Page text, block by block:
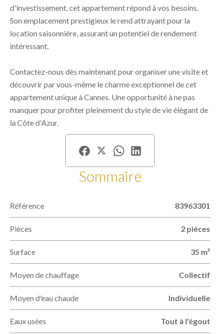
d'investissement, cet appartement répond à vos besoins.
Son emplacement prestigieux le rend attrayant pour la
location saisonnière, assurant un potentiel de rendement
intéressant.
Contactez-nous dès maintenant pour organiser une visite et
découvrir par vous-même le charme exceptionnel de cet
appartement unique à Cannes. Une opportunité à ne pas
manquer pour profiter pleinement du style de vie élégant de
la Côte d'Azur.
Sommaire
Référence 83963301
Pièces 2 pièces
Surface 35 m²
Moyen de chauffage Collectif
Moyen d'eau chaude Individuelle
Eaux usées Tout à l'égout